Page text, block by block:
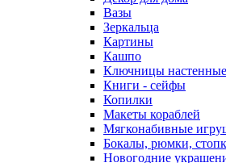
Вазы
Зеркальца
Картины
Кашпо
Ключницы настенные
Книги - сейфы
Копилки
Макеты кораблей
Мягконабивные
Бокалы, рюмки,
Новогодние